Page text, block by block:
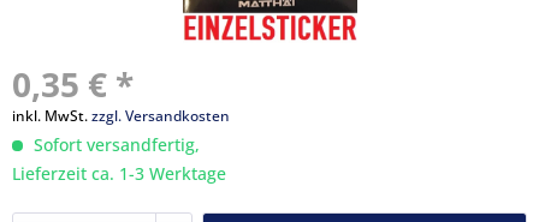
0,35 € *
inkl. MwSt.zzgl. Versandkosten
Sofort versandfertig,
Lieferzeit ca. 1-3 Werktage